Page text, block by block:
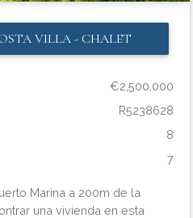
VILLA - CHALET
€2,500,000
R5238628
8
7
Marina a 200m de la
una vivienda en esta